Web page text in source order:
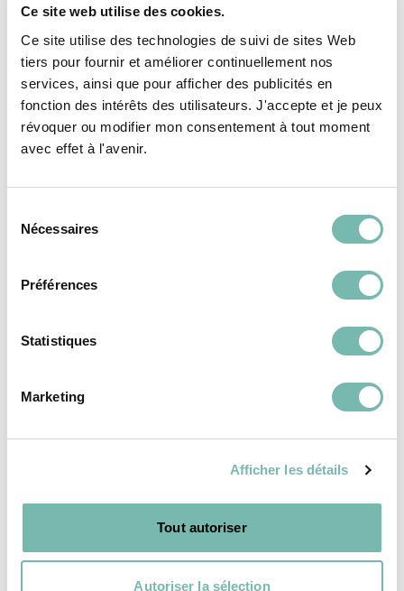
Ce site web utilise des cookies.
Ce site utilise des technologies de suivi de sites Web
tiers pour fournir et améliorer continuellement nos
services, ainsi que pour afficher des publicités en
fonction des intérêts des utilisateurs. J'accepte et je peux
révoquer ou modifier mon consentement à tout moment
avec effet à l'avenir.
Nécessaires
Préférences
Statistiques
Marketing
Afficher les détails
Tout autoriser
Autoriser la sélection
évier timbre d'office
50,00 €
RESSOURCERIE LE CARRÉ
TOURNAI
Lavabo avec robinet
15,00 €
RESSOURCERIE LE CARRÉ
TOURNAI
CHAUFFAGE
RESSOURCERIE LE CARRÉ
50,00 €
RESSOURCERIE LE CARRÉ
TOURNAI